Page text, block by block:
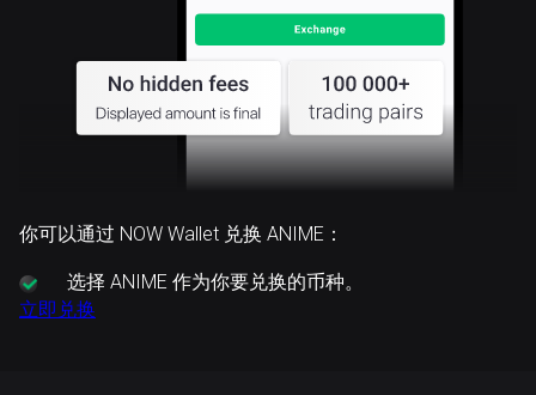
你可以通过 NOW Wallet 兑换 ANIME：
选择 ANIME 作为你要兑换的币种。
立即兑换